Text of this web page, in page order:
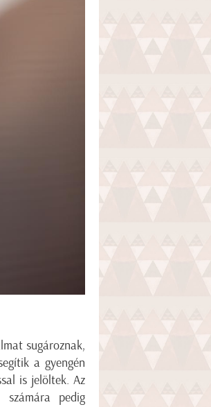
sugároznak,
a gyengén
is jelöltek. Az
pedig